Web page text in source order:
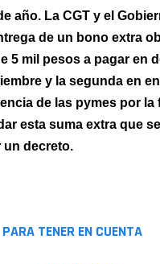
año. La CGT y el
de un bono extra
5 mil pesos a pagar en
y la segunda en
de las pymes por la
esta suma extra que
un decreto.
PARA TENER EN CUENTA